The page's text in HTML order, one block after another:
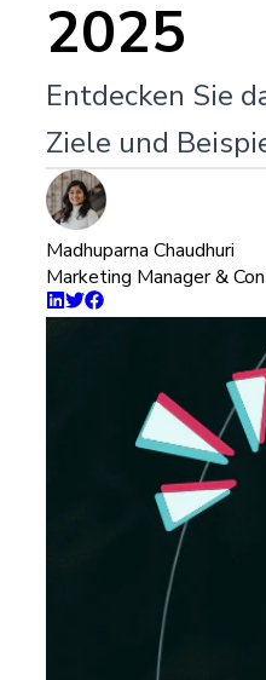
2025
Entdecken Sie
Ziele und
Madhuparna Chaudhuri
Marketing Manager &